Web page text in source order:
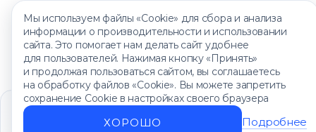
Мы используем файлы «Cookie» для сбора и анализа
информации о производительности и использовании
сайта. Это помогает нам делать сайт удобнее
для пользователей. Нажимая кнопку «Принять»
и продолжая пользоваться сайтом, вы соглашаетесь
на обработку файлов «Cookie». Вы можете запретить
сохранение Cookie в настройках своего браузера
ХОРОШО Подробнее
Единый контакт-центр
+7 (499) 450-88-89
Ежедневно с 8:00 до 20:00